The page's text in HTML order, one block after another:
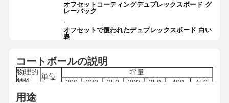
オフセットコーティングデュプレックスボード グ
レーバック
オフセットで覆われたデュプレックスボード 白い
裏
コートボールの説明
物理的
特性
単位
坪量
200
230 250 300 350 400
450
坪量
用途